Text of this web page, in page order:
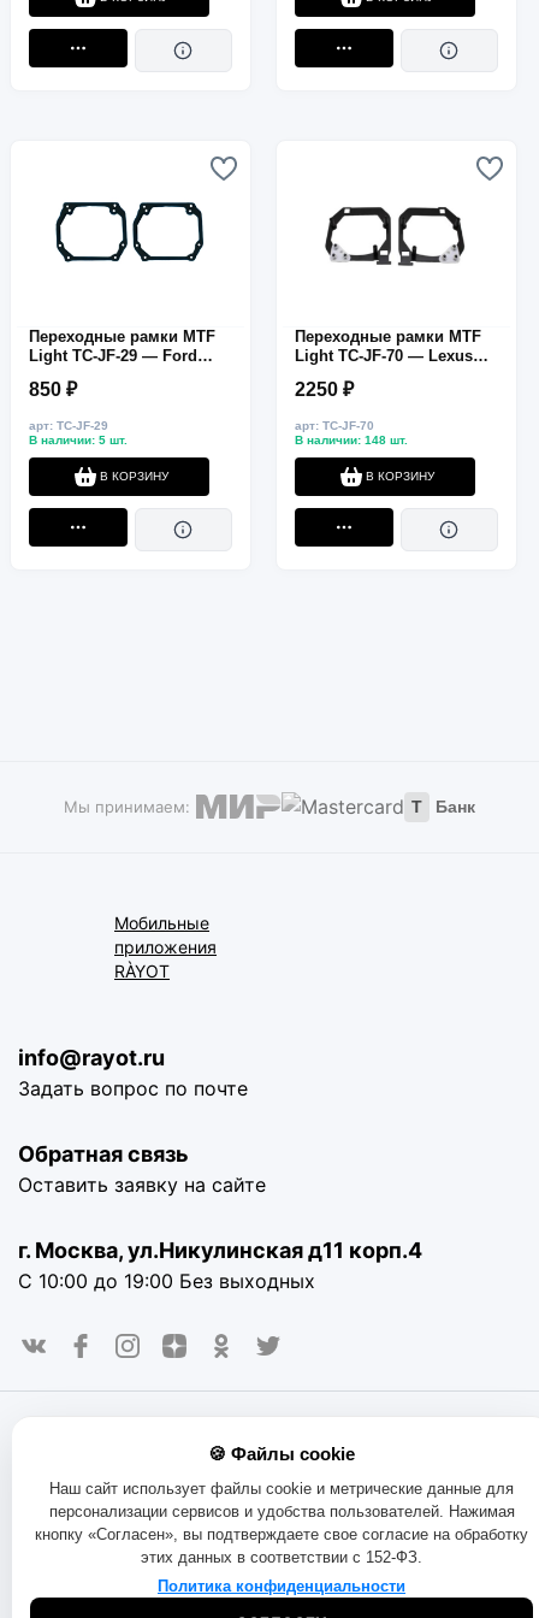
Переходные рамки MTF
Light TC-JF-29 — Ford
конфигурация, ближний
850 ₽
арт: TC-JF-29
В наличии: 5 шт.
В КОРЗИНУ
Переходные рамки MTF
Light TC-JF-70 — Lexus
свет, HELLA 3R / G5, 2 шт.
2250 ₽
арт: TC-JF-70
В наличии: 148 шт.
В КОРЗИНУ
Мы принимаем: Т Банк
Мобильные
приложения
RÀYOT
info@rayot.ru
Задать вопрос по почте
Обратная связь
Оставить заявку на сайте
г. Москва, ул.Никулинская д11 корп.4
С 10:00 до 19:00 Без выходных
использует куки-файлы и другие технологии, чтобы помочь
вам в навигации, а также предоставить лучший
пользовательский опыт, анализировать использование
наших продуктов и услуг, повысить качество рекламных и
маркетинговых активностей. Если Вы не хотите, чтобы
Ваши пользовательские данные обрабатывались,
пожалуйста, ограничьте их использование в своём
браузере.
🍪 Файлы cookie
Наш сайт использует файлы cookie и метрические данные для
персонализации сервисов и удобства пользователей. Нажимая
кнопку «Согласен», вы подтверждаете свое согласие на обработку
этих данных в соответствии с 152-ФЗ.
Политика конфиденциальности